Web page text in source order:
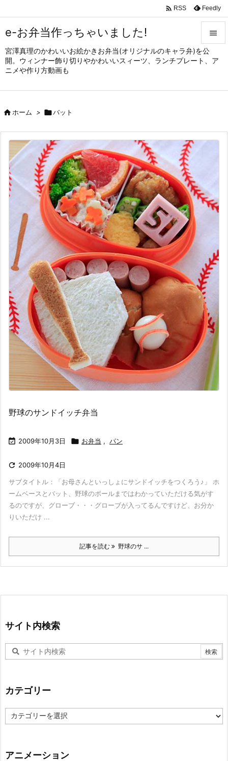
e-お弁当作っちゃいました!
宮澤真理のかわいいお絵かきお弁当(オリジナルのキャラ弁)を公
開。ウィンナー飾り切りやかわいいスィーツ、ランチプレート、ア
ニメや作り方動画も


メニュ
サイド

 RSS Feedly
ホーム > バット
野球のサンドイッチ弁当
 2009年10月3日  お弁当 , パン
 2009年10月4日
サブタイトル：「お母さんといっしょにサンドイッチをつくろう♪」 ホ
ームベースとバット、野球のボールまではわかっていただける気がす
るのですが、グローブ・・・グローブが入ってるんですけど、お分か
りいただけ ...
記事を読む 野球のサ ...
サイト内検索
カテゴリー
テ
ー
アニメーション